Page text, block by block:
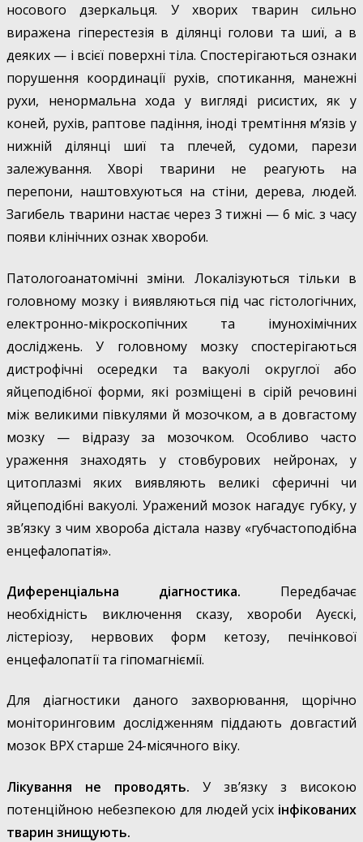
носового дзеркальця. У хворих тварин сильно
виражена гіперестезія в ділянці голови та шиї, а в
деяких — і всієї поверхні тіла. Спостерігаються ознаки
порушення координації рухів, спотикання, манежні
рухи, ненормальна хода у вигляді рисистих, як у
коней, рухів, раптове падіння, іноді тремтіння м’язів у
нижній ділянці шиї та плечей, судоми, парези
залежування. Хворі тварини не реагують на
перепони, наштовхуються на стіни, дерева, людей.
Загибель тварини настає через 3 тижні — 6 міс. з часу
появи клінічних ознак хвороби.
Патологоанатомічні зміни. Локалізуються тільки в
головному мозку і виявляються під час гістологічних,
електронно-мікроскопічних та імунохімічних
досліджень. У головному мозку спостерігаються
дистрофічні осередки та вакуолі округлої або
яйцеподібної форми, які розміщені в сірій речовині
між великими півкулями й мозочком, а в довгастому
мозку — відразу за мозочком. Особливо часто
ураження знаходять у стовбурових нейронах, у
цитоплазмі яких виявляють великі сферичні чи
яйцеподібні вакуолі. Уражений мозок нагадує губку, у
зв’язку з чим хвороба дістала назву «губчастоподібна
енцефалопатія».
Диференціальна діагностика. Передбачає
необхідність виключення сказу, хвороби Ауєскі,
лістеріозу, нервових форм кетозу, печінкової
енцефалопатії та гіпомагніємії.
Для діагностики даного захворювання, щорічно
моніторинговим дослідженням піддають довгастий
мозок ВРХ старше 24-місячного віку.
Лікування не проводять. У зв’язку з високою
потенційною небезпекою для людей усіх інфікованих
тварин знищують.